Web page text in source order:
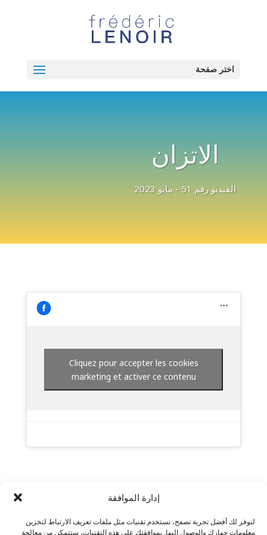
إدارة الموافقة
لنوفر لك أفضل تجربة تصفح، نستخدم تقنيات مثل ملفات تعريف الارتباط لتخزين
معلومات جهازك والوصول إليها. بموافقتك على هذه التقنيات، ستتمكن من معالجة
اختر صفحة
الاتزان
الفيديو رقم 51 - مايو 2023
Cliquez pour accepter les cookies
marketing et activer ce contenu